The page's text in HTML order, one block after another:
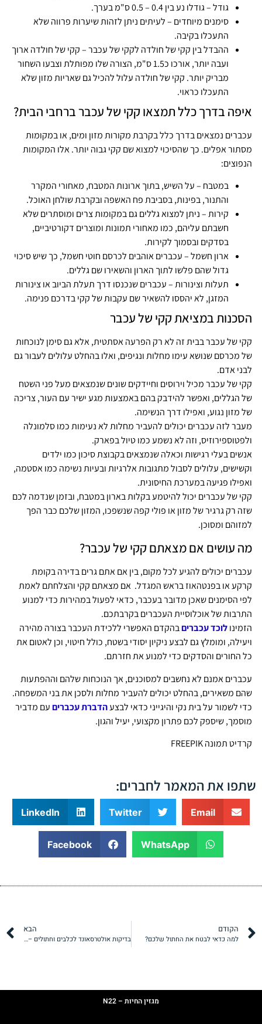
גודל – גודלו נע בין 0.4 – 0.5 ס"מ בערך.
סימנים מיוחדים – לעיתים ניתן לזהות שיערות פרווה שלא
התעכלו בקיבה.
ההבדל בין קקי של חולדה לקקי של עכבר – קקי של חולדה ארוך
ועבה יותר, אורכו כ1.5 ס"מ, הצורה שלו מפותלת וצבעו השחור
מבריק יותר. קקי של חולדה עלול להכיל גם שאריות מזון שלא
התעכלו כראוי.
איפה בדרך כלל תמצאו קקי של עכבר ברחבי הבית?
עכברים נמצאים בדרך כלל בקרבת מקורות מזון ומים, או במקומות
מסתור אפלים. כך שהסיכוי למצוא שם קקי גבוה יותר. אלו המקומות
הנפוצים:
במטבח – על השיש, בתוך ארונות המטבח, מאחורי המקרר
והתנור, בפינות, בסביבת פח האשפה ובקרבת שולחן האוכל.
קירות – ניתן למצוא גללים גם במקומות צרים ומוסתרים שלא
חשבתם עליהם, כמו מאחורי תמונות ומוצרים דקורטיביים,
בסדקים ובסמוך לקירות.
ארון חשמל – עכברים אוהבים לכרסם חוטי חשמל, כך שיש סיכוי
גדול שהם פלשו לתוך הארון והשאירו שם גללים.
תעלות וצינורות – עכברים שנכנסו דרך תעלת הביוב או צינורות
המזגן, לא יהססו להשאיר שם עקבות של קקי בדרכם פנימה.
הסכנות במציאת קקי של עכבר
קקי של עכבר בבית זה לא רק הפרעה אסתטית, אלא גם סימן לנוכחות
של מכרסם שנושא עימו מחלות ונגיפים, ואלו בהחלט עלולים לעבור גם
לבני אדם.
קקי של עכבר מכיל וירוסים וחיידקים שונים שנמצאים מעל פני השטח
של הגללים, ואפשר להידבק בהם באמצעות מגע ישיר עם העור, צריכה
של מזון נגוע, ואפילו דרך הנשימה.
מעבר לזה עכברים יכולים להעביר מחלות לא נעימות כמו סלמונלה
ולפטוספירוזיס, וזה לא נשמע כמו טיול בפארק.
אנשים בעלי רגישות וכאלה שנמצאים בקבוצת סיכון כמו ילדים
וקשישים, עלולים לסבול מתגובות אלרגיות ובעיות נשימה כמו אסטמה,
ואפילו פגיעה במערכת החיסונית.
קקי של עכברים יכול להיטמע בקלות בארון במטבח, ובזמן שנדמה לכם
שזה רק גרגיר של מזון או פולי קפה שנשפכו, המזון שלכם כבר הפך
למזוהם ומסוכן.
מה עושים אם מצאתם קקי של עכבר?
עכברים יכולים להגיע לכל מקום, בין אם אתם גרים בדירה בקומת
קרקע או בפנטהאוז בראש המגדל. אם מצאתם קקי והצלחתם לאמת
לפי הסימנים שאכן מדובר בעכבר, כדאי לפעול במהירות כדי למנוע
התרבות של אוכלוסיית העכברים בקרבתכם.
הזמינולוכד עכבריםבהקדם האפשרי ללכידת העכבר בצורה מהירה
ויעילה, ומומלץ גם לבצע ניקיון יסודי בשטח, כולל חיטוי, וכן לאטום את
כל החורים והסדקים כדי למנוע את חזרתם.
עכברים אמנם לא נחשבים למסוכנים, אך הנוכחות שלהם וההפתעות
שהם משאירים, בהחלט יכולים להעביר מחלות ולסכן את בני המשפחה.
כדי לשמור על בית נקי והיגייני כדאי לבצעהדברת עכבריםעם מדביר
מוסמך, שיספק לכם פתרון מקצועי, יעיל והגון.
קרדיט תמונה FREEPIK
שתפו את המאמר לחברים:
Email
Twitter
LinkedIn
WhatsApp
Facebook
הקודם
למה כדאי לבטח את החתול שלכם?
הבא
בדיקות אולטרסאונד לכלבים וחתולים – כל מה שחשוב שתדעו
מגזין החיות – N22